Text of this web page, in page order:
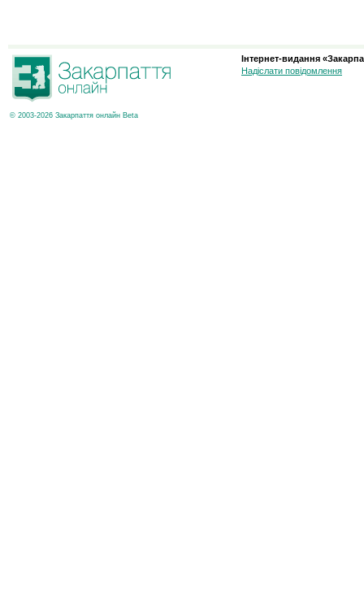
© 2003-2026 Закарпаття онлайн Beta
Інтернет-видання
Надіслати повідомлення